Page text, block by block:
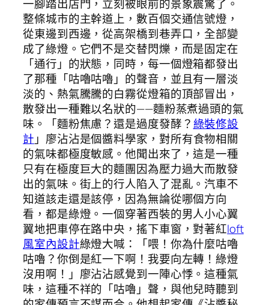
一腳踏出店門，立刻被眼前的景象震驚了。
整條城市的主幹道上，數百個交通信號燈，
從東邊到西邊，從高架橋到巷弄口，全部變
成了綠燈。它們不是交替閃爍，而是固定在
「通行」的狀態，同時，每一個燈箱都發出
了那種「咕嚕咕嚕」的聲音，並且有一層淡
淡的、熱氣騰騰的白霧從燈箱的頂部冒出，
散發出一種難以名狀的——麵粉蒸煮過頭的氣
味。「麵粉焦慮？還是過度發酵？綠裝修設
計 」廖沾沾是個醬料學家，對所有食物相關
的氣味都極度敏感。他聞出來了，這是一種
只有在極度巨大的麵團因為壓力過大而散發
出的氣味。街上的行人陷入了混亂。汽車不
知道該走還是該停，因為無論從哪個方向
看，都是綠燈。一個穿著西裝的男人小心翼
翼地把車停在路中央，搖下車窗，對著紅loft
風室內設計綠燈大喊：「喂！你為什麼咕嚕
咕嚕？你倒是紅一下啊！我要向左轉！綠燈
沒用啊！」廖沾沾感覺到一陣心悸。這種氣
味，這種不祥的「咕嚕」聲，與他兒時聽到